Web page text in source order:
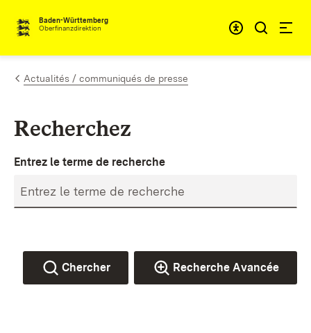
Passer au contenu
Baden-Württemberg
Oberfinanzdirektion
Actualités / communiqués de presse
Recherchez
Entrez le terme de recherche
Chercher Recherche Avancée